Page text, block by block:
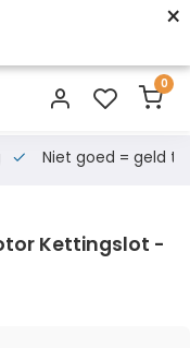
×
0
Niet goed = geld
Kettingslot -